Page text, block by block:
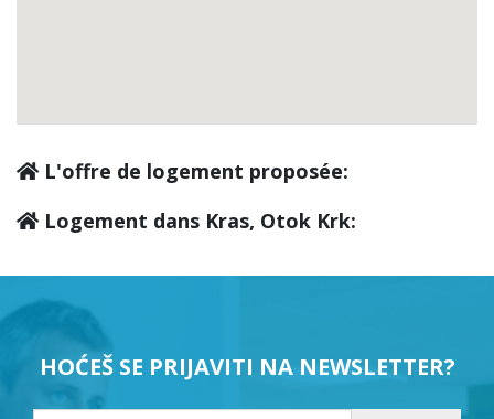
L'offre de logement proposée:
Logement dans Kras, Otok Krk:
HOĆEŠ SE PRIJAVITI NA NEWSLETTER?